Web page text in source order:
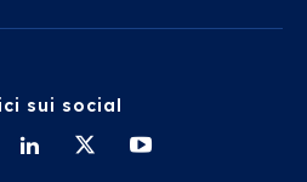
sui social